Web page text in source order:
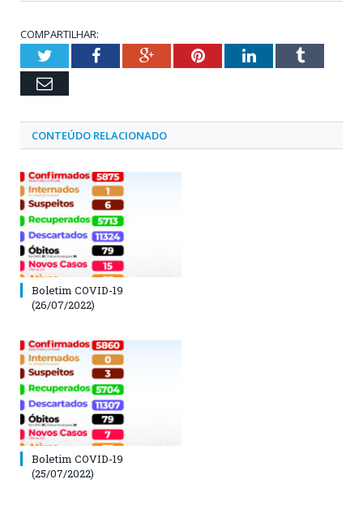
COMPARTILHAR:
TwitterFacebookGoogle+PinterestLinkedInTumblr
Email
CONTEÚDO RELACIONADO
Boletim COVID-19
(26/07/2022)
Boletim COVID-19
(25/07/2022)